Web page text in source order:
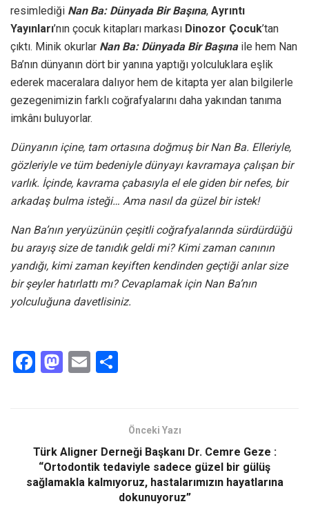
resimlediği Nan Ba: Dünyada Bir Başına, Ayrıntı
Yayınları’nın çocuk kitapları markası Dinozor Çocuk’tan
çıktı. Minik okurlar Nan Ba: Dünyada Bir Başına ile hem Nan
Ba’nın dünyanın dört bir yanına yaptığı yolculuklara eşlik
ederek maceralara dalıyor hem de kitapta yer alan bilgilerle
gezegenimizin farklı coğrafyalarını daha yakından tanıma
imkânı buluyorlar.
Dünyanın içine, tam ortasına doğmuş bir Nan Ba. Elleriyle,
gözleriyle ve tüm bedeniyle dünyayı kavramaya çalışan bir
varlık. İçinde, kavrama çabasıyla el ele giden bir nefes, bir
arkadaş bulma isteği… Ama nasıl da güzel bir istek!
Nan Ba’nın yeryüzünün çeşitli coğrafyalarında sürdürdüğü
bu arayış size de tanıdık geldi mi? Kimi zaman canının
yandığı, kimi zaman keyiften kendinden geçtiği anlar size
bir şeyler hatırlattı mı? Cevaplamak için Nan Ba’nın
yolculuğuna davetlisiniz.
F
o
o
k
M
d
o
n
E
Önceki Yazı
Türk Aligner Derneği Başkanı Dr. Cemre Geze :
“Ortodontik tedaviyle sadece güzel bir gülüş
sağlamakla kalmıyoruz, hastalarımızın hayatlarına
dokunuyoruz”